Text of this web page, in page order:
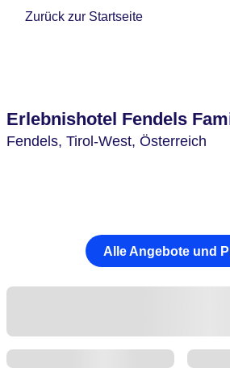
Zurück zur Startseite
Erlebnishotel Fendels
Fendels, Tirol-West, Österreich
Alle Angebote und